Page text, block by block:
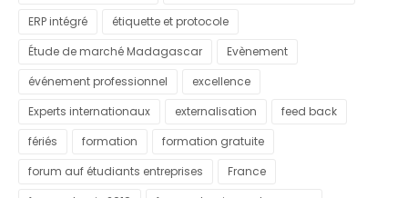
ERP intégré
étiquette et protocole
Étude de marché Madagascar
Evènement
événement professionnel
excellence
Experts internationaux
externalisation
feed back
fériés
formation
formation gratuite
forum auf étudiants entreprises
France